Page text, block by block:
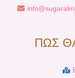
ΠΩΣ